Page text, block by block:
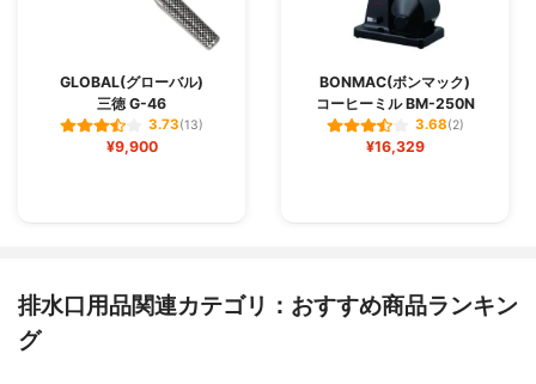
GLOBAL(グローバル)
三徳 G-46
3.73(13)
¥9,900
BONMAC(ボンマック)
コーヒーミル BM-250N
3.68(2)
¥16,329
排水口用品関連カテゴリ：おすすめ商品ランキン
グ